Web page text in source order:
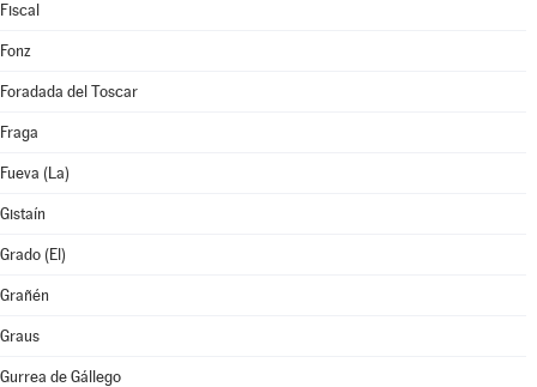
Fiscal
Fonz
Foradada del Toscar
Fraga
Fueva (La)
Gistaín
Grado (El)
Grañén
Graus
Gurrea de Gállego